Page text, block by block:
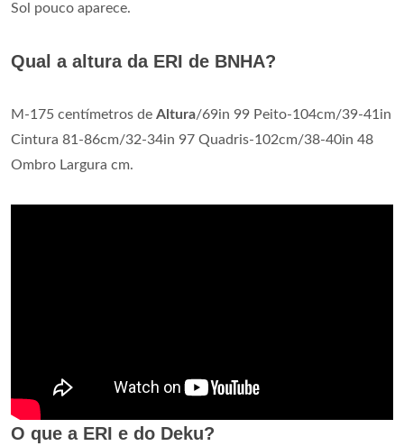
Sol pouco aparece.
Qual a altura da ERI de BNHA?
M-175 centímetros de Altura/69in 99 Peito-104cm/39-41in
Cintura 81-86cm/32-34in 97 Quadris-102cm/38-40in 48
Ombro Largura cm.
O que a ERI e do Deku?